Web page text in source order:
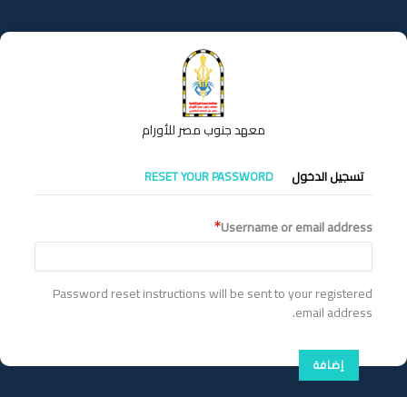
إلى
المحتوى
معهد جنوب مصر للأورام
التبويبات
الأساسية
تسجيل الدخول RESET YOUR PASSWORD
Username or email address
Password reset instructions will be sent to your registered
email address.